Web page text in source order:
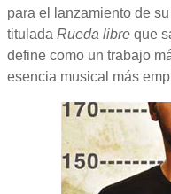
para el lanzamiento de
titulada Rueda libre que
define como un trabajo
esencia musical más